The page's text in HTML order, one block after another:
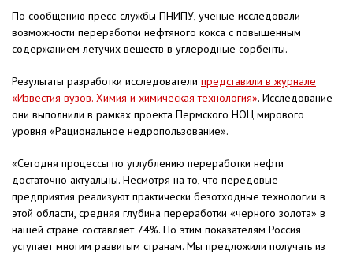
По сообщению пресс-службы ПНИПУ, ученые исследовали
возможности переработки нефтяного кокса с повышенным
содержанием летучих веществ в углеродные сорбенты.
Результаты разработки исследователи представили в журнале
«Известия вузов. Химия и химическая технология». Исследование
они выполнили в рамках проекта Пермского НОЦ мирового
уровня «Рациональное недропользование».
«Сегодня процессы по углублению переработки нефти
достаточно актуальны. Несмотря на то, что передовые
предприятия реализуют практически безотходные технологии в
этой области, средняя глубина переработки «черного золота» в
нашей стране составляет 74%. По этим показателям Россия
уступает многим развитым странам. Мы предложили получать из